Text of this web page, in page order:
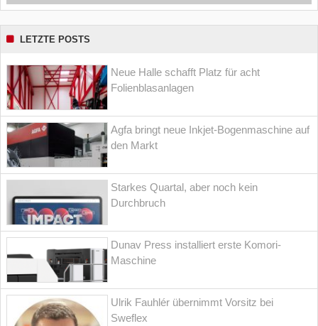
LETZTE POSTS
Neue Halle schafft Platz für acht
Folienblasanlagen
Agfa bringt neue Inkjet-Bogenmaschine auf
den Markt
Starkes Quartal, aber noch kein
Durchbruch
Dunav Press installiert erste Komori-
Maschine
Ulrik Fauhlér übernimmt Vorsitz bei
Sweflex